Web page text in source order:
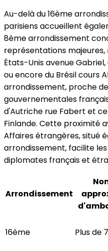
Au-delà du 16ème
parisiens accueillent
8ème arrondissement
représentations
États-Unis avenue
ou encore du Brésil cours
arrondissement, proche
gouvernementales
d'Autriche rue Fabert et
Finlande. Cette proximité
Affaires étrangères, situé
arrondissement, facilite
diplomates français et
Arrondissement
16ème Plus de